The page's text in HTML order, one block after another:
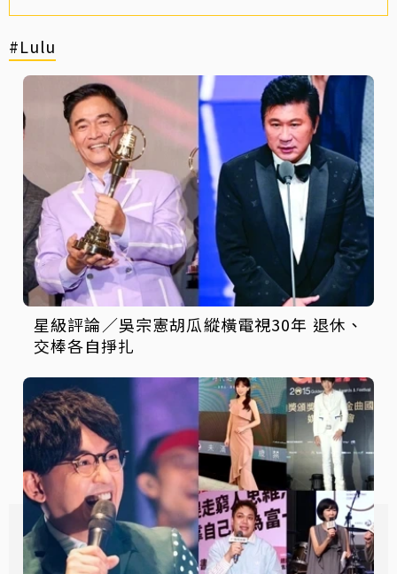
#Lulu
星級評論／吳宗憲胡瓜縱橫電視30年 退休、
交棒各自掙扎